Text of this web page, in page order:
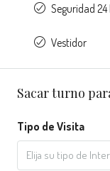
Seguridad 24
Vestidor
Sacar turno
Tipo de Visita
Elija su tipo de